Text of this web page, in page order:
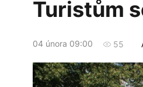
Turistům
04 února 09:00 55